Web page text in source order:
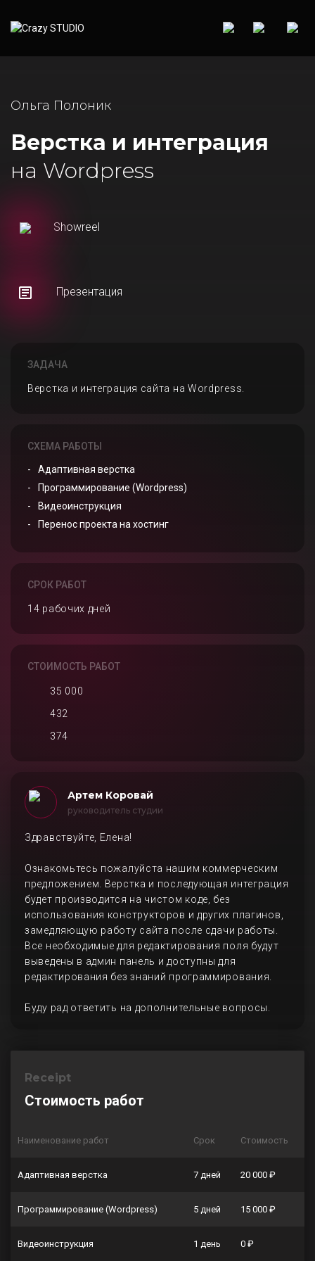
Ольга Полоник
Верстка и интеграция
на Wordpress
Showreel
Презентация
ЗАДАЧА
Верстка и интеграция сайта на Wordpress.
СХЕМА РАБОТЫ
Адаптивная верстка
Программирование (Wordpress)
Видеоинструкция
Перенос проекта на хостинг
СРОК РАБОТ
14 рабочих дней
СТОИМОСТЬ РАБОТ
35 000
432
374
Артем Коровай
руководитель студии
Здравствуйте, Елена!
Ознакомьтесь пожалуйста нашим коммерческим
предложением. Верстка и последующая интеграция
будет производится на чистом коде, без
использования конструкторов и других плагинов,
замедляющую работу сайта после сдачи работы.
Все необходимые для редактирования поля будут
выведены в админ панель и доступны для
редактирования без знаний программирования.
Буду рад ответить на дополнительные вопросы.
Receipt
Стоимость работ
Наименование работ Срок Стоимость
Адаптивная верстка 7 дней 20 000 ₽
Программирование (Wordpress) 5 дней 15 000 ₽
Видеоинструкция 1 день 0 ₽